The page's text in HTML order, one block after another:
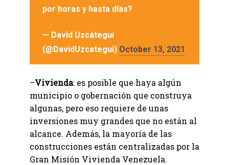
por horas y hasta días?
— David Uzcátegui
(@DavidUzcategui) October 13, 2021
–Vivienda: es posible que haya algún
municipio o gobernación que construya
algunas, pero eso requiere de unas
inversiones muy grandes que no están al
alcance. Además, la mayoría de las
construcciones están centralizadas por la
Gran Misión Vivienda Venezuela.